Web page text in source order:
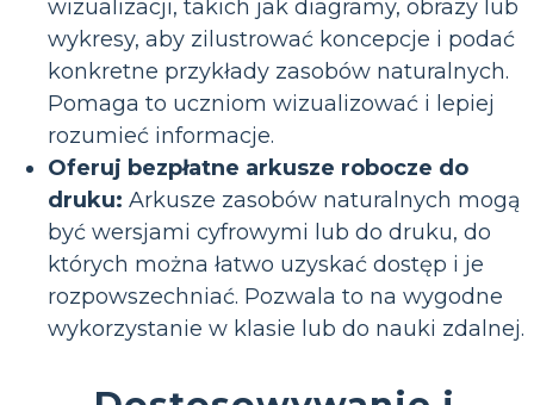
wizualizacji, takich jak diagramy, obrazy lub
wykresy, aby zilustrować koncepcje i podać
konkretne przykłady zasobów naturalnych.
Pomaga to uczniom wizualizować i lepiej
rozumieć informacje.
Oferuj bezpłatne arkusze robocze do
druku: Arkusze zasobów naturalnych mogą
być wersjami cyfrowymi lub do druku, do
których można łatwo uzyskać dostęp i je
rozpowszechniać. Pozwala to na wygodne
wykorzystanie w klasie lub do nauki zdalnej.